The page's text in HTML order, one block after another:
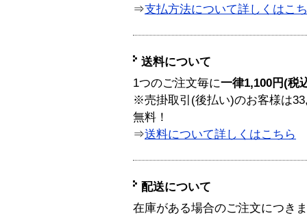
⇒支払方法について詳しくはこ
送料について
1つのご注文毎に一律1,100円(税
※売掛取引(後払い)のお客様は
無料！
⇒送料について詳しくはこちら
配送について
在庫がある場合のご注文につき